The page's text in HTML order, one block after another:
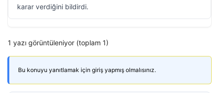
karar verdiğini bildirdi.
1 yazı görüntüleniyor (toplam 1)
Bu konuyu yanıtlamak için giriş yapmış olmalısınız.